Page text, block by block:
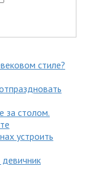
стиле?
за столом.
устроить